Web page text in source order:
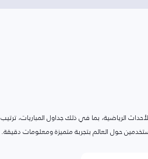
الرياضية، بما في ذلك جداول المباريات، ترتيب
حول العالم بتجربة متميزة ومعلومات دقيقة.